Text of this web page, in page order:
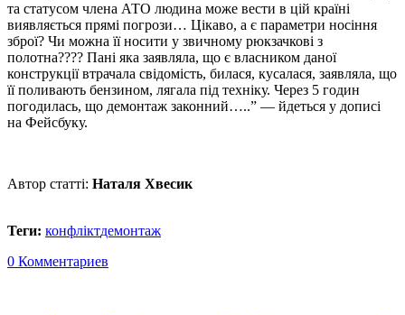
та статусом члена АТО людина може вести в цій країні
виявляється прямі погрози… Цікаво, а є параметри носіння
зброї? Чи можна її носити у звичному рюкзачкові з
полотна???? Пані яка заявляла, що є власником даної
конструкції втрачала свідомість, билася, кусалася, заявляла, що
її поливають бензином, лягала під техніку. Через 5 годин
погодилась, що демонтаж законний…..” — йдеться у дописі
на Фейсбуку.
Автор статті: Наталя Хвесик
Теги: конфліктдемонтаж
0 Комментариев